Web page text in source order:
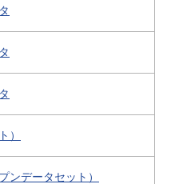
）
ンデータセット）